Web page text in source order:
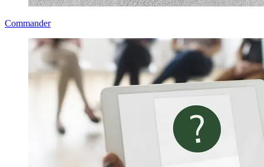
Commander